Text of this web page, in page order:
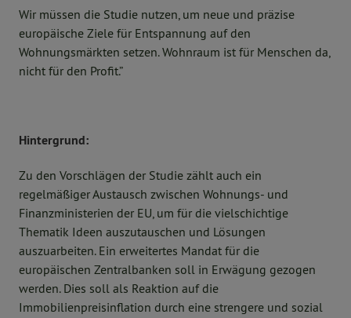
Wir müssen die Studie nutzen, um neue und präzise
europäische Ziele für Entspannung auf den
Wohnungsmärkten setzen. Wohnraum ist für Menschen da,
nicht für den Profit.”
Hintergrund:
Zu den Vorschlägen der Studie zählt auch ein
regelmäßiger Austausch zwischen Wohnungs- und
Finanzministerien der EU, um für die vielschichtige
Thematik Ideen auszutauschen und Lösungen
auszuarbeiten. Ein erweitertes Mandat für die
europäischen Zentralbanken soll in Erwägung gezogen
werden. Dies soll als Reaktion auf die
Immobilienpreisinflation durch eine strengere und sozial